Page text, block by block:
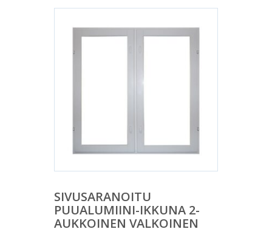
SIVUSARANOITU
PUUALUMIINI-IKKUNA 2-
AUKKOINEN VALKOINEN